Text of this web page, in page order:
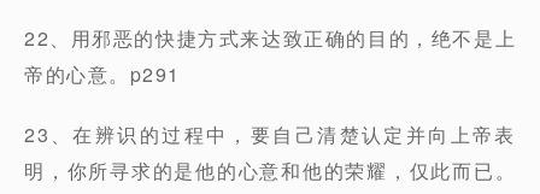
22、用邪恶的快捷方式来达致正确的目的，绝不是上
帝的心意。p291
23、在辨识的过程中，要自己清楚认定并向上帝表
明，你所寻求的是他的心意和他的荣耀，仅此而已。